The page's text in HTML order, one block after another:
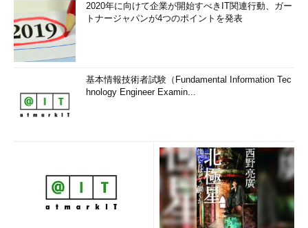
2020年に向けて企業が開始すべきIT関連行動、ガー
トナージャパンが4つのポイントを発表
基本情報技術者試験（Fundamental Information Tec
hnology Engineer Examin...